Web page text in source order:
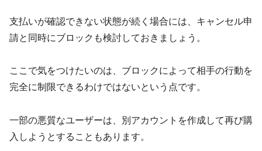
支払いが確認できない状態が続く場合には、キャンセル申
請と同時にブロックも検討しておきましょう。
ここで気をつけたいのは、ブロックによって相手の行動を
完全に制限できるわけではないという点です。
一部の悪質なユーザーは、別アカウントを作成して再び購
入しようとすることもあります。